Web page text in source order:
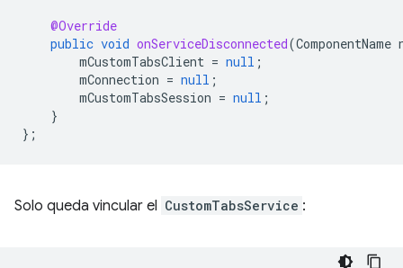
@Override
public void onServiceDisconnected(ComponentName
mCustomTabsClient = null ;
mConnection = null ;
mCustomTabsSession = null ;
}
};
Solo queda vincular el CustomTabsService :